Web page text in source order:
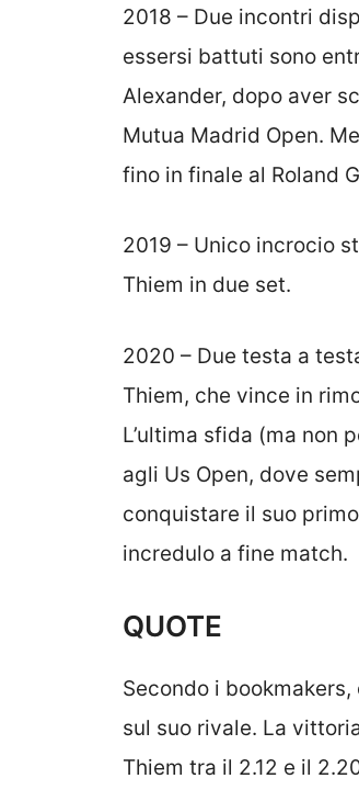
2018 – Due incontri
essersi battuti sono
Alexander, dopo aver
Mutua Madrid Open.
fino in finale al Roland
2019 – Unico incrocio
Thiem in due set.
2020 – Due testa a
Thiem, che vince in
L’ultima sfida (ma non
agli Us Open, dove
conquistare il suo
incredulo a fine match.
QUOTE
Secondo i
sul suo rivale. La
Thiem tra il 2.12 e il